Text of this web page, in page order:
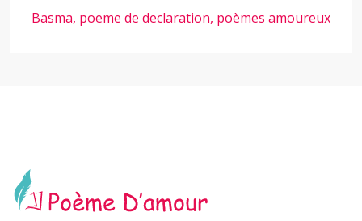
Basma, poeme de declaration, poèmes amoureux